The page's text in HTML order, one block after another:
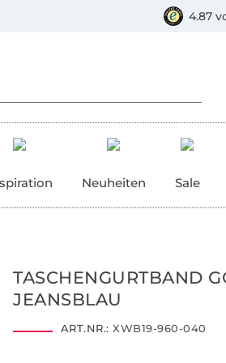
4.87
Neuheiten Sale
TASCHENGURTBAND
JEANSBLAU
ART.NR.: XWB19-960-040
Vorkasse